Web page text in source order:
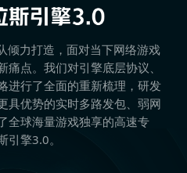
倾力打造，面对当下网络游戏
点。我们对引擎底层协议、
进行了全面的重新梳理，研发
具优势的实时多路发包、弱网
全球海量游戏独享的高速专
引擎3.0。